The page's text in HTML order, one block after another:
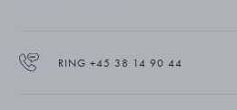
RING +45 38 14 90 44